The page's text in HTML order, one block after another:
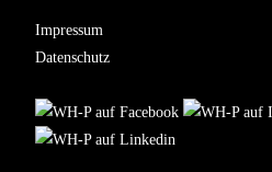
Impressum
Datenschutz